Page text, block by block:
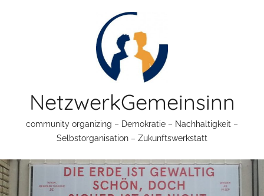
NetzwerkGemeinsinn
community organizing – Demokratie – Nachhaltigkeit –
Selbstorganisation – Zukunftswerkstatt